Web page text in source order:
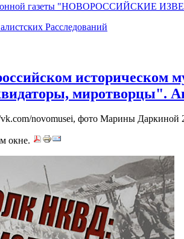
газеты "НОВОРОССИЙСКИЕ
Расследований
историческом
миротворцы".
novomusei, фото Марины Даркиной